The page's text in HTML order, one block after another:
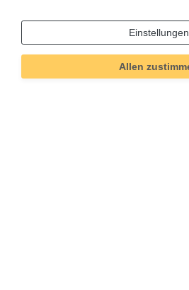
Einstellungen
Allen